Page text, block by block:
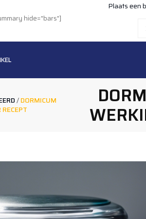
Plaats een
hide="bars"]
/DORMICUM